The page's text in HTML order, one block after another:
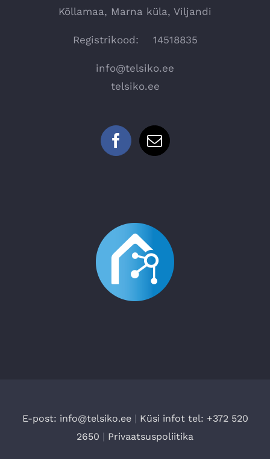
Kõllamaa, Marna küla, Viljandi
Registrikood: 14518835
info@telsiko.ee
telsiko.ee
E-post: info@telsiko.ee| Küsi infot tel: +372 520
2650 | Privaatsuspoliitika